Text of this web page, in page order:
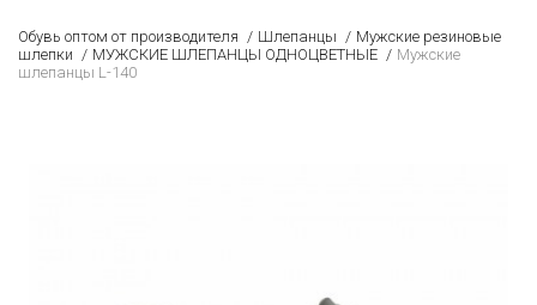
Обувь оптом от производителя Шлепанцы
Мужские резиновые
шлепки
МУЖСКИЕ ШЛЕПАНЦЫ ОДНОЦВЕТНЫЕ
Мужские
шлепанцы L-140